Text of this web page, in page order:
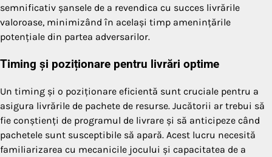
semnificativ șansele de a revendica cu succes livrările
valoroase, minimizând în același timp amenințările
potențiale din partea adversarilor.
Timing și poziționare pentru livrări optime
Un timing și o poziționare eficientă sunt cruciale pentru a
asigura livrările de pachete de resurse. Jucătorii ar trebui să
fie conștienți de programul de livrare și să anticipeze când
pachetele sunt susceptibile să apară. Acest lucru necesită
familiarizarea cu mecanicile jocului și capacitatea de a